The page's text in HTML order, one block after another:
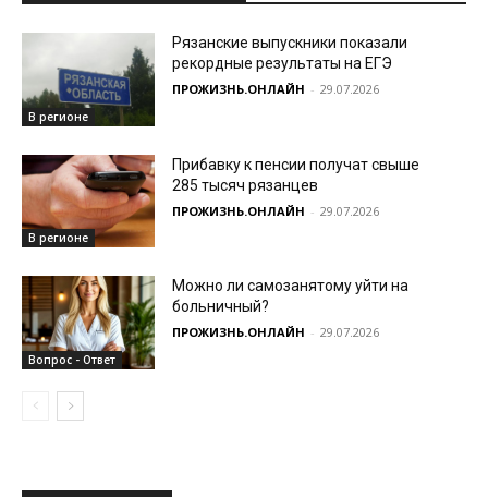
В регионе
Рязанские выпускники показали
рекордные результаты на ЕГЭ
ПРОЖИЗНЬ.ОНЛАЙН - 29.07.2026
В регионе
Прибавку к пенсии получат свыше
285 тысяч рязанцев
ПРОЖИЗНЬ.ОНЛАЙН - 29.07.2026
Вопрос - Ответ
Можно ли самозанятому уйти на
больничный?
ПРОЖИЗНЬ.ОНЛАЙН - 29.07.2026